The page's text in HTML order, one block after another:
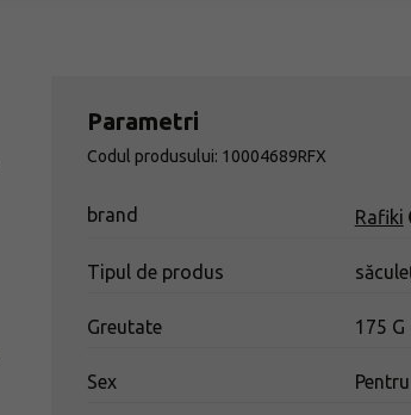
Parametri
Codul produsului: 10004689RFX
brand Rafiki
Tipul de produs
Greutate 175 G
Sex